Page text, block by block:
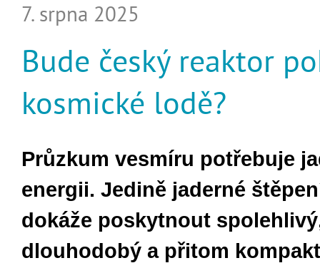
7. srpna 2025
Bude český reaktor
kosmické lodě?
Průzkum vesmíru potřebuje
energii. Jedině jaderné
dokáže poskytnout
dlouhodobý a přitom